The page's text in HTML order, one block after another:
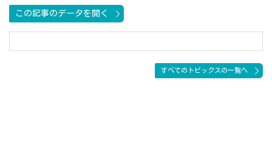
この記事のデータを開く
すべてのトピックスの一覧へ